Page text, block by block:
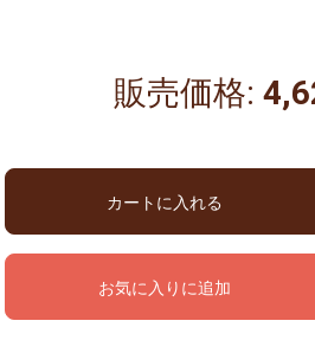
販売価格:
カートに入れる
お気に入りに追加